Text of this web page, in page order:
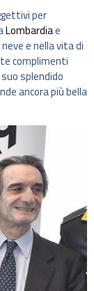
per
Lombardiae
e nella vita di
complimenti
splendido
ancora più bella